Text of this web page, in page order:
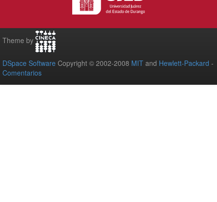
Theme by
DSpace Software Copyright © 2002-2008 MIT and Hewlett-Packard -
Comentarios